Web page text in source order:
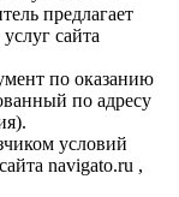
предлагает
сайта
по оказанию
по адресу
условий
navigato.ru ,